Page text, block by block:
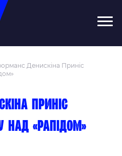
Денискіна Приніс
приніс
над «Рапідом»